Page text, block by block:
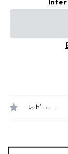
レビュー